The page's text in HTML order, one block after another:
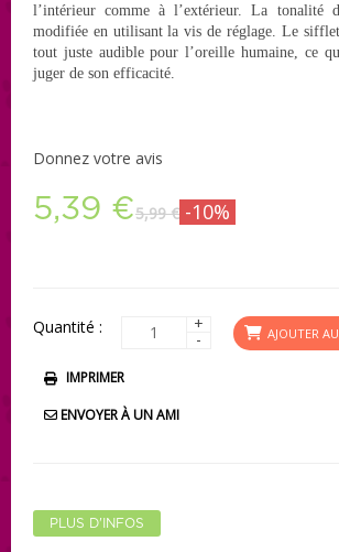
l’intérieur comme à l’extérieur. La tonalité
modifiée en utilisant la vis de réglage. Le
tout juste audible pour l’oreille humaine, ce
juger de son efficacité.
Donnez votre avis
5,39 €5,99 € -10%
Quantité : +
- AJOUTER
IMPRIMER
ENVOYER À UN AMI
PLUS D'INFOS